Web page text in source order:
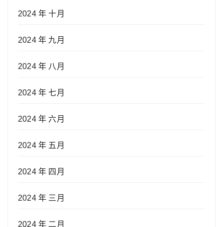
2024 年 十月
2024 年 九月
2024 年 八月
2024 年 七月
2024 年 六月
2024 年 五月
2024 年 四月
2024 年 三月
2024 年 二月